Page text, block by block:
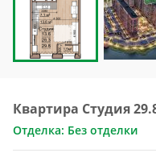
Квартира Студия
Отделка: Без отделки